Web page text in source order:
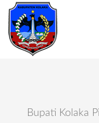
Bupati Kolaka